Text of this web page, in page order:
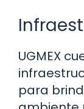
UGMEX
para